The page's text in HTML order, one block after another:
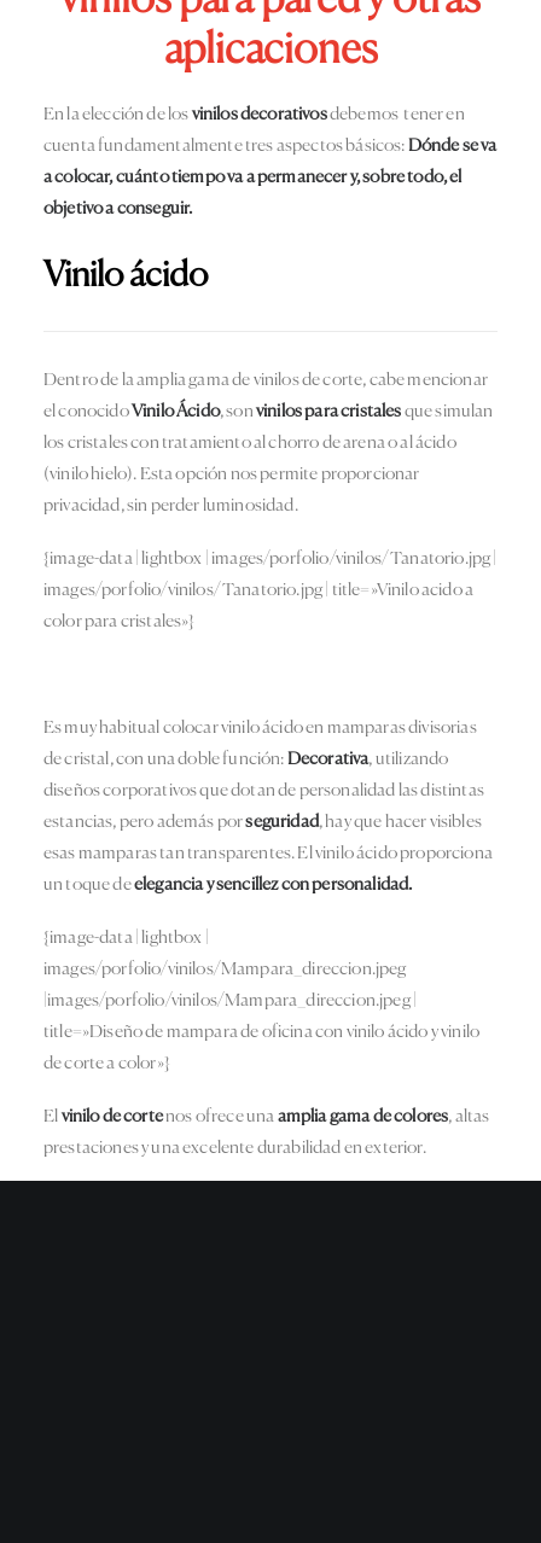
aplicaciones
En la elección de los vinilos decorativosdebemos tener en
cuenta fundamentalmente tres aspectos básicos: Dónde se va
a colocar, cuánto tiempo va a permanecer y, sobre todo, el
objetivo a conseguir.
Vinilo ácido
Dentro de la amplia gama de vinilos de corte, cabe mencionar
el conocidoVinilo Ácido, son vinilos para cristales que simulan
los cristales con tratamiento al chorro de arena o al ácido
(vinilo hielo). Esta opción nos permite proporcionar
privacidad, sin perder luminosidad.
{image-data | lightbox | images/porfolio/vinilos/Tanatorio.jpg |
images/porfolio/vinilos/Tanatorio.jpg | title=»Vinilo acido a
color para cristales»}
Es muy habitual colocar vinilo ácido en mamparas divisorias
de cristal, con una doble función: Decorativa, utilizando
diseños corporativos que dotan de personalidad las distintas
estancias, pero además porseguridad, hay que hacer visibles
esas mamparas tan transparentes. El vinilo ácido proporciona
un toque deelegancia y sencillez con personalidad.
{image-data | lightbox |
images/porfolio/vinilos/Mampara_direccion.jpeg
|images/porfolio/vinilos/Mampara_direccion.jpeg |
title=»Diseño de mampara de oficina con vinilo ácido y vinilo
de corte a color»}
El vinilo de cortenos ofrece una amplia gama de colores, altas
prestaciones y una excelente durabilidad en exterior.